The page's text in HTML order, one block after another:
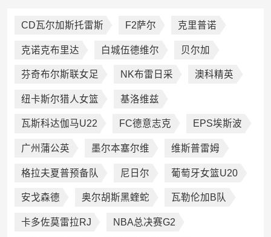
CD瓦尔加斯托雷斯 F2萨尔 克里普诺
克诺克布里达 白城伍德维尔 贝尔加
芬奇布尔斯联女足 NK布雷日采 澳科精英
纽卡斯尔猎人女篮 基洛维兹
瓦斯科达伽马U22 FC德意志克 EPS埃斯波
广州蒲公英 墨尔本塞尔维 维斯普雷姆
格拉夫夏普预备队 尼日尔 葡萄牙女篮U20
安戈森德 奥尔胡斯黑蝰蛇 瓦勒伦加B队
卡多佐莫雷拉RJ NBA总决赛G2